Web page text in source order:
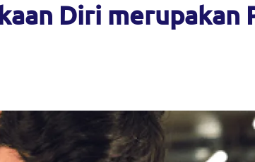
Diri merupakan